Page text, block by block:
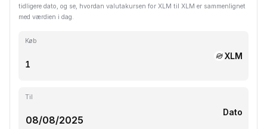
tidligere dato, og se, hvordan valutakursen for XLM til XLM er sammenlignet
med værdien i dag.
Køb
XLM
Til
Dato